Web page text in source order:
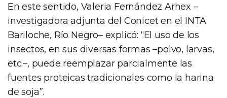
En este sentido, Valeria Fernández Arhex –
investigadora adjunta del Conicet en el INTA
Bariloche, Río Negro– explicó: “El uso de los
insectos, en sus diversas formas –polvo, larvas,
etc.–, puede reemplazar parcialmente las
fuentes proteicas tradicionales como la harina
de soja”.